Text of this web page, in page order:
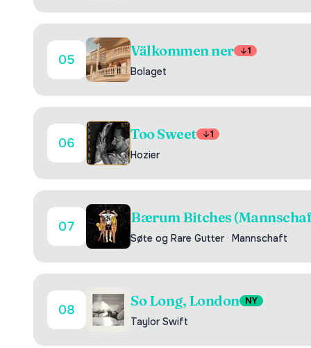
05
Välkommen ner 1
Bolaget
06
Too Sweet 1
Hozier
07
Bærum Bitches
Søte og Rare Gutter · Mannschaft
08
So Long, London NY
Taylor Swift